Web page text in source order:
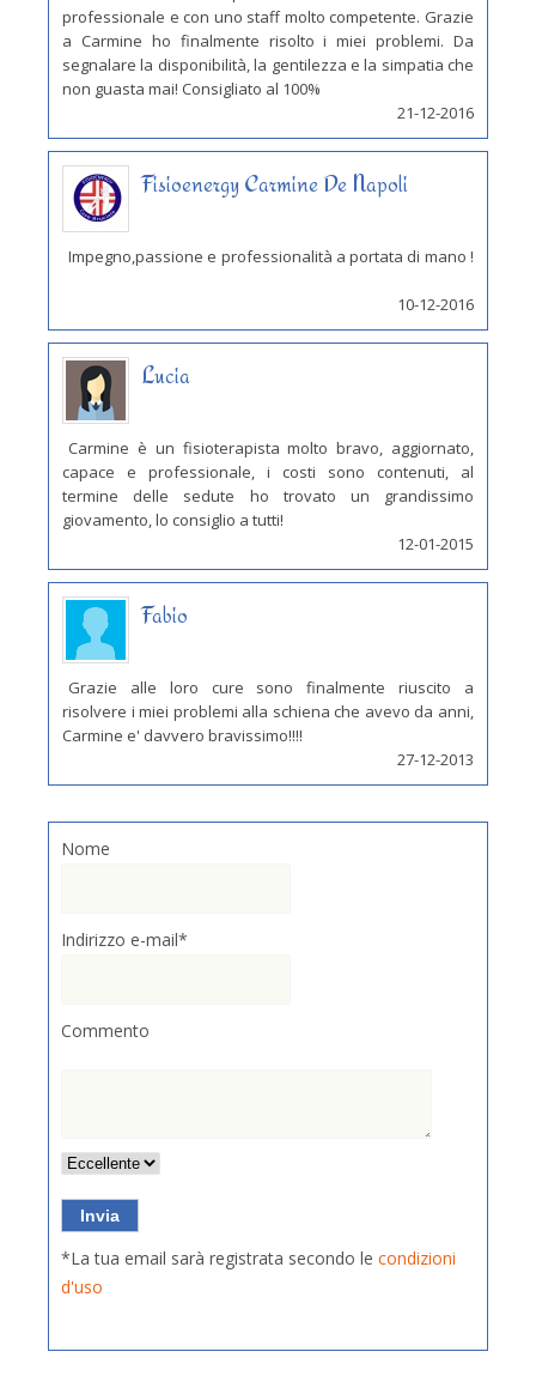
professionale e con uno staff molto competente. Grazie
a Carmine ho finalmente risolto i miei problemi. Da
segnalare la disponibilità, la gentilezza e la simpatia che
non guasta mai! Consigliato al 100%
21-12-2016
Fisioenergy Carmine De Napoli
Impegno,passione e professionalità a portata di mano !
10-12-2016
Lucia
Carmine è un fisioterapista molto bravo, aggiornato,
capace e professionale, i costi sono contenuti, al
termine delle sedute ho trovato un grandissimo
giovamento, lo consiglio a tutti!
12-01-2015
Fabio
Grazie alle loro cure sono finalmente riuscito a
risolvere i miei problemi alla schiena che avevo da anni,
Carmine e' davvero bravissimo!!!!
27-12-2013
Nome
Indirizzo e-mail*
Commento
*La tua email sarà registrata secondo le condizioni
d'uso